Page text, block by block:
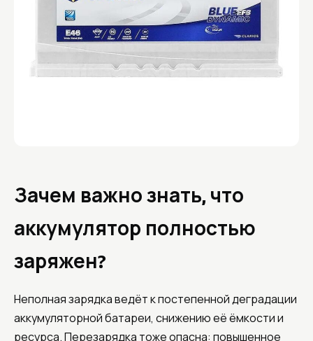
Зачем важно знать, что
аккумулятор полностью
заряжен?
Неполная зарядка ведёт к постепенной деградации
аккумуляторной батареи, снижению её ёмкости и
ресурса. Перезарядка тоже опасна: повышенное